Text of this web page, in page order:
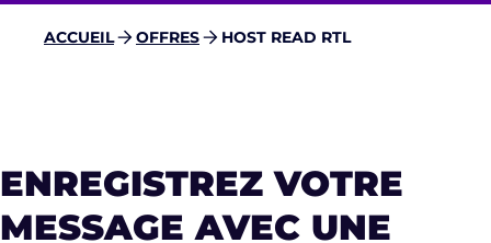
ACCUEIL OFFRES HOST READ RTL
ENREGISTREZ VOTRE
MESSAGE AVEC UNE